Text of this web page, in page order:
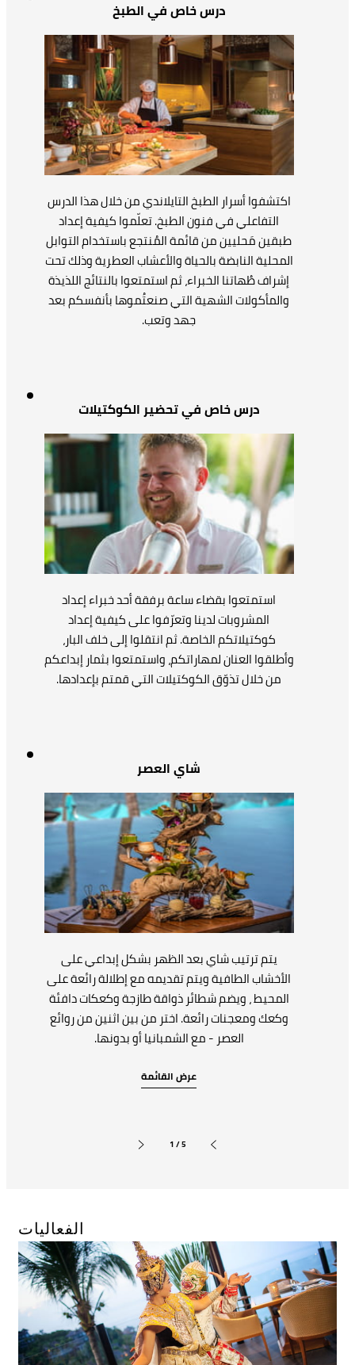
درس خاص في الطبخ
اكتشفوا أسرار الطبخ التايلاندي من خلال هذا الدرس
التفاعلي في فنون الطبخ. تعلّموا كيفية إعداد
طبقين مَحليين من قائمة المُنتجع باستخدام التوابل
المحلية النابضة بالحياة والأعشاب العطرية وذلك تحت
إشراف طُهاتنا الخبراء، ثم استمتعوا بالنتائج اللذيذة
والمأكولات الشهية التي صنعتُموها بأنفسكم بعد
جهد وتعب.
درس خاص في تحضير الكوكتيلات
استمتعوا بقضاء ساعة برفقة أحد خبراء إعداد
المشروبات لدينا وتعرّفوا على كيفية إعداد
كوكتيلاتكم الخاصة. ثم انتقلوا إلى خلف البار،
وأطلقوا العنان لمهاراتكم، واستمتعوا بثمار إبداعكم
من خلال تذوّق الكوكتيلات التي قمتم بإعدادها.
شاي العصر
يتم ترتيب شاي بعد الظهر بشكل إبداعي على
الأخشاب الطافية ويتم تقديمه مع إطلالة رائعة على
المحيط ، ويضم شطائر ذواقة طازجة وكعكات دافئة
وكعك ومعجنات رائعة. اختر من بين اثنين من روائع
العصر - مع الشمبانيا أو بدونها.
عرض القائمة
1 / 5
الفعاليات